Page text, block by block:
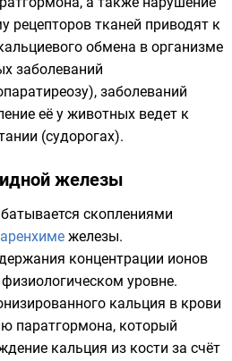
рецепторов тканей приводят к
обмена в организме
заболеваний
заболеваний
её у животных ведет к
(судорогах).
железы
скоплениями
железы.
концентрации ионов
уровне.
кальция в крови
паратгормона, который
кальция из кости за счёт